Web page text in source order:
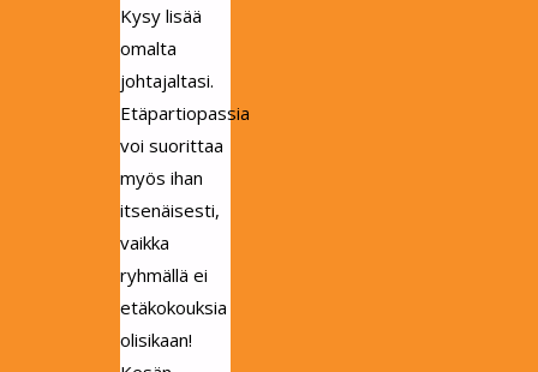
Kysy lisää
omalta
johtajaltasi.
Etäpartiopassia
voi suorittaa
myös ihan
itsenäisesti,
vaikka
ryhmällä ei
etäkokouksia
olisikaan!